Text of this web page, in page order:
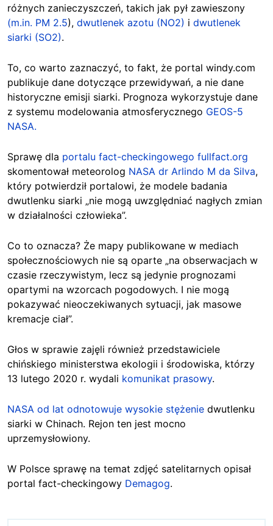
różnych zanieczyszczeń, takich jak pył zawieszony
(m.in. PM 2.5), dwutlenek azotu (NO2) i dwutlenek
siarki (SO2).
To, co warto zaznaczyć, to fakt, że portal windy.com
publikuje dane dotyczące przewidywań, a nie dane
historyczne emisji siarki. Prognoza wykorzystuje dane
z systemu modelowania atmosferycznego GEOS-5
NASA.
Sprawę dla portalu fact-checkingowego fullfact.org
skomentował meteorolog NASA dr Arlindo M da Silva,
który potwierdził portalowi, że modele badania
dwutlenku siarki „nie mogą uwzględniać nagłych zmian
w działalności człowieka”.
Co to oznacza? Że mapy publikowane w mediach
społecznościowych nie są oparte „na obserwacjach w
czasie rzeczywistym, lecz są jedynie prognozami
opartymi na wzorcach pogodowych. I nie mogą
pokazywać nieoczekiwanych sytuacji, jak masowe
kremacje ciał”.
Głos w sprawie zajęli również przedstawiciele
chińskiego ministerstwa ekologii i środowiska, którzy
13 lutego 2020 r. wydali komunikat prasowy.
NASA od lat odnotowuje wysokie stężenie dwutlenku
siarki w Chinach. Rejon ten jest mocno
uprzemysłowiony.
W Polsce sprawę na temat zdjęć satelitarnych opisał
portal fact-checkingowy Demagog.